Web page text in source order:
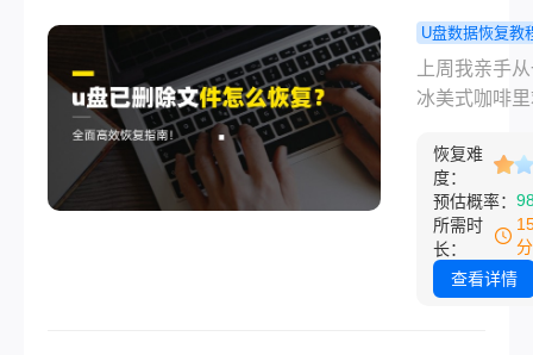
杂得多。固
修复的费用
大，从几乎
数千元不等
后隐藏着故
型、技术难
商政策等多
素。那么固
修复一般要
呢？本文将
U盘数据恢复教
已删除文件
恢复？全面
上周我亲手
冰美式咖啡
室奋战三天
98%的项目
见天日——数
复是场与时
跑，第一分
恢复难
度：
预估概率：
所需时
长：
查看详情